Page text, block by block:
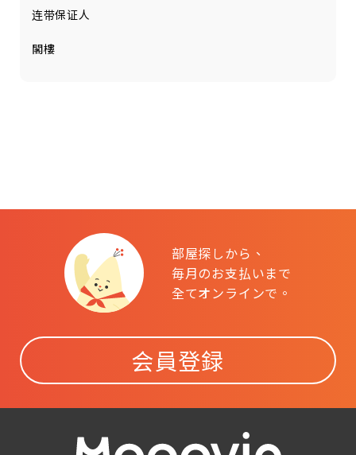
连带保证人
閣樓
部屋探しから、
毎月のお支払いまで
全てオンラインで。
会員登録